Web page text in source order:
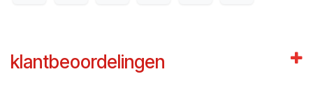
klantbeoordelingen